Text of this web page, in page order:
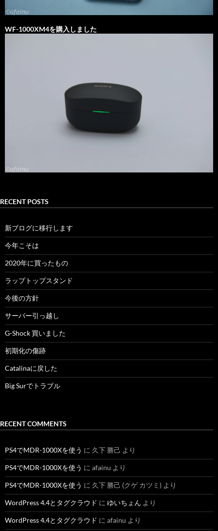
WF-1000XM4を購入しました
RECENT POSTS
新ブログに移行します
今年こそは
2020年に買ったもの
ラップトップスタンド
今後の方針
サーバー引っ越し
G-Shock 買いました
初期化の傷跡
Catalinaに戻した
Big Surでトラブル
RECENT COMMENTS
PS4でMDR-1000Xを使う に 久下 勝己 より
PS4でMDR-1000Xを使う に afainu より
PS4でMDR-1000Xを使う に 久下 勝己 (クゲ カツミ) より
WordPress 4.4とタグクラウド に ゆいちょん より
WordPress 4.4とタグクラウド に afainu より